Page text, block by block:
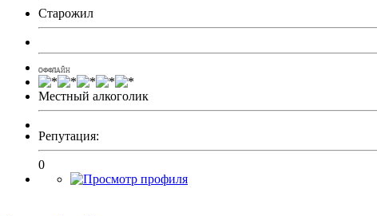
Старожил
ОФФЛАЙН
Местный алкоголик
Репутация:
0